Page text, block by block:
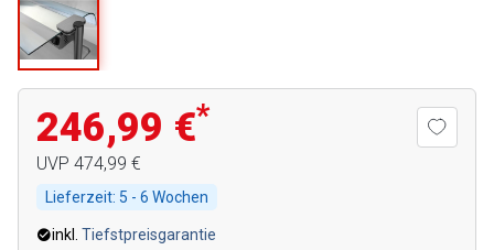
246,99 €*
UVP 474,99 €
Lieferzeit: 5 - 6 Wochen
inkl. Tiefstpreisgarantie